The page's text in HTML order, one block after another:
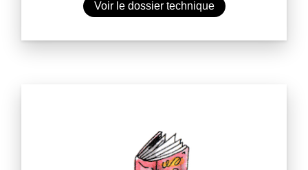
Voir le dossier technique